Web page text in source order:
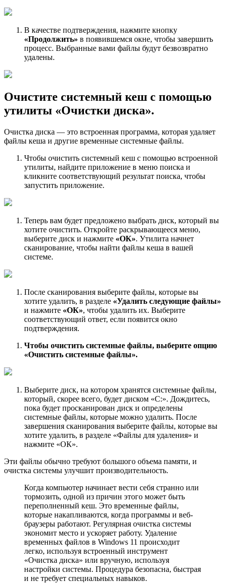
В качестве подтверждения, нажмите кнопку
«Продолжить» в появившемся окне, чтобы завершить
процесс. Выбранные вами файлы будут безвозвратно
удалены.
Очистите системный кеш с помощью
утилиты «Очистки диска».
Очистка диска — это встроенная программа, которая удаляет
файлы кеша и другие временные системные файлы.
Чтобы очистить системный кеш с помощью встроенной
утилиты, найдите приложение в меню поиска и
кликните соответствующий результат поиска, чтобы
запустить приложение.
Теперь вам будет предложено выбрать диск, который вы
хотите очистить. Откройте раскрывающееся меню,
выберите диск и нажмите «ОК». Утилита начнет
сканирование, чтобы найти файлы кеша в вашей
системе.
После сканирования выберите файлы, которые вы
хотите удалить, в разделе «Удалить следующие файлы»
и нажмите «ОК», чтобы удалить их. Выберите
соответствующий ответ, если появится окно
подтверждения.
Чтобы очистить системные файлы, выберите опцию
«Очистить системные файлы».
Выберите диск, на котором хранятся системные файлы,
который, скорее всего, будет диском «C:». Дождитесь,
пока будет просканирован диск и определены
системные файлы, которые можно удалить. После
завершения сканирования выберите файлы, которые вы
хотите удалить, в разделе «Файлы для удаления» и
нажмите «ОК».
Эти файлы обычно требуют большого объема памяти, и
очистка системы улучшит производительность.
Когда компьютер начинает вести себя странно или
тормозить, одной из причин этого может быть
переполненный кеш. Это временные файлы,
которые накапливаются, когда программы и веб-
браузеры работают. Регулярная очистка системы
экономит место и ускоряет работу. Удаление
временных файлов в Windows 11 происходит
легко, используя встроенный инструмент
«Очистка диска» или вручную, используя
настройки системы. Процедура безопасна, быстрая
и не требует специальных навыков.